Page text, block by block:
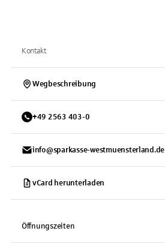
Kontakt
Wegbeschreibung
+49 2563 403-0
info@sparkasse-westmuensterland.de
vCard herunterladen
Öffnungszeiten